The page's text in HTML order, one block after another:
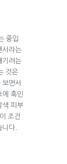
중입
사라는
기려는
것은
면서
에 흑인
색 피부
조건
다.